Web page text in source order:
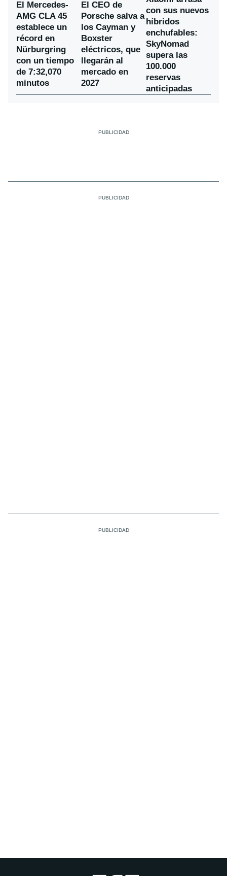
El Mercedes-
AMG CLA 45
establece un
récord en
Nürburgring
con un tiempo
de 7:32,070
minutos
El CEO de
Porsche salva a
los Cayman y
Boxster
eléctricos, que
llegarán al
mercado en
2027
con sus nuevos
híbridos
enchufables:
SkyNomad
supera las
100.000
reservas
anticipadas